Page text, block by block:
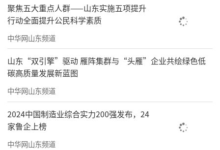
聚焦五大重点人群——山东实施五项提升
行动全面提升公民科学素质
中华网山东频道
山东“双引擎”驱动 雁阵集群与“头雁”企业共绘绿色低
碳高质量发展新蓝图
中华网山东频道
2024中国制造业综合实力200强发布，24
家鲁企上榜
中华网山东频道